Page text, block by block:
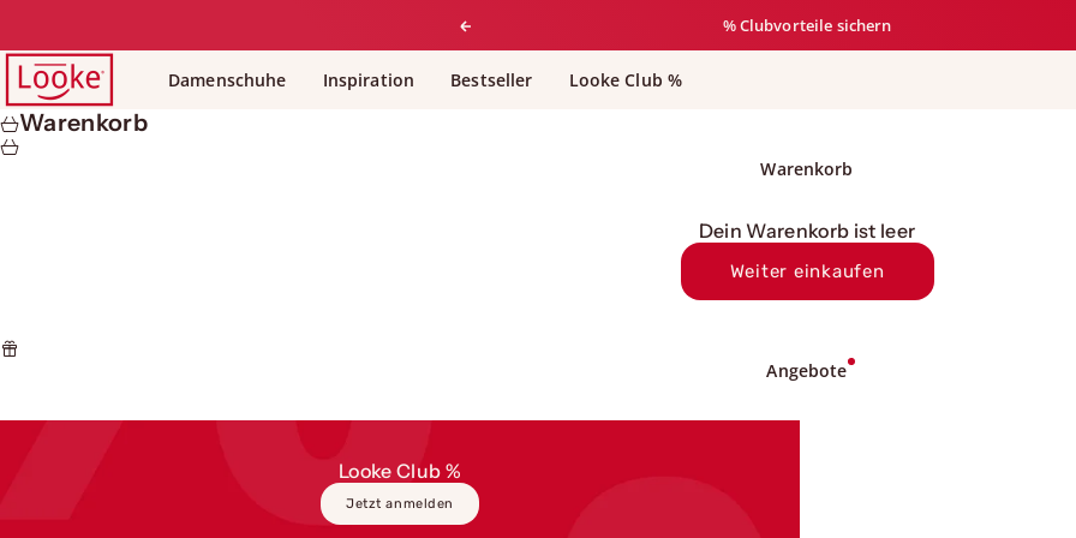
Zurück
% Clubvorteile sichern
Looke
Damenschuhe Inspiration Bestseller Looke Club %
Warenkorb
Warenkorb
Dein Warenkorb ist leer
Weiter einkaufen
Angebote
Looke Club %
Jetzt anmelden